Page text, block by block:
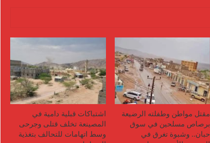
مقتل مواطن وطفلته الرضيعة
برصاص مسلحين في سوق
حبان.. وشبوة تغرق في
اشتباكات قبلية دامية في
المصينعة تخلف قتلى وجرحى
وسط اتهامات للتحالف بتغذية